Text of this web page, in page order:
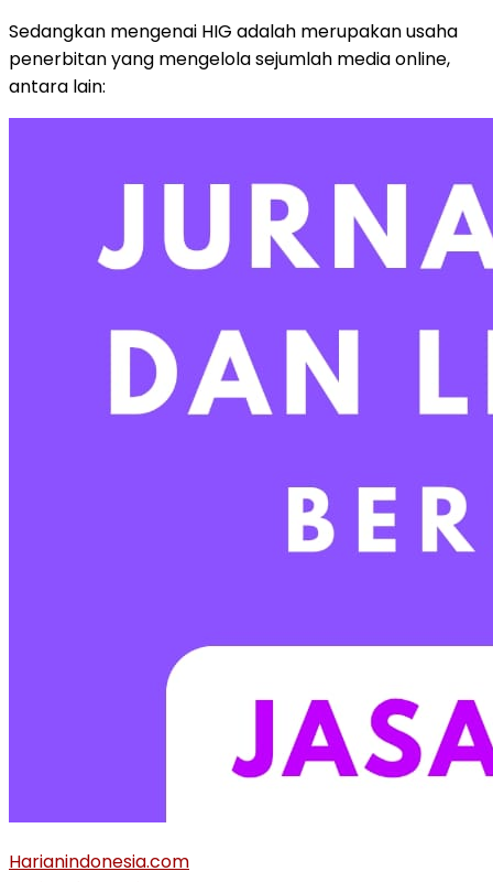
Sedangkan mengenai HIG adalah merupakan usaha
penerbitan yang mengelola sejumlah media online,
antara lain:
Harianindonesia.com